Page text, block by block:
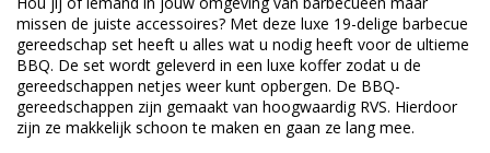
missen de juiste accessoires? Met deze luxe 19-delige barbecue
gereedschap set heeft u alles wat u nodig heeft voor de ultieme
BBQ. De set wordt geleverd in een luxe koffer zodat u de
gereedschappen netjes weer kunt opbergen. De BBQ-
gereedschappen zijn gemaakt van hoogwaardig RVS. Hierdoor
zijn ze makkelijk schoon te maken en gaan ze lang mee.